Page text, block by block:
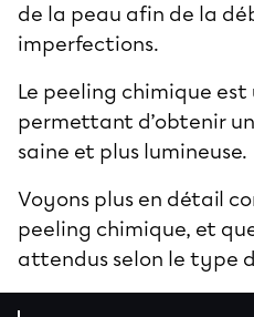
de la peau afin de la
imperfections.
Le peeling chimique
permettant d’obtenir
saine et plus lumineuse.
Voyons plus en détail
peeling chimique, et
attendus selon le type